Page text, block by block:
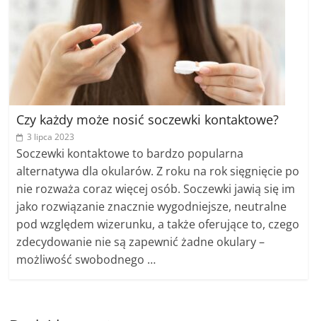
Czy każdy może nosić soczewki kontaktowe?
3 lipca 2023
Soczewki kontaktowe to bardzo popularna
alternatywa dla okularów. Z roku na rok sięgnięcie po
nie rozważa coraz więcej osób. Soczewki jawią się im
jako rozwiązanie znacznie wygodniejsze, neutralne
pod względem wizerunku, a także oferujące to, czego
zdecydowanie nie są zapewnić żadne okulary –
możliwość swobodnego …